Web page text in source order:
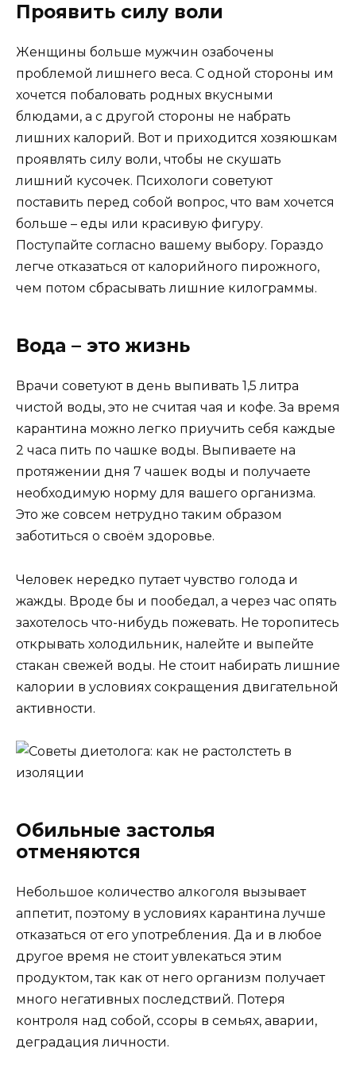
Проявить силу воли
Женщины больше мужчин озабочены
проблемой лишнего веса. С одной стороны им
хочется побаловать родных вкусными
блюдами, а с другой стороны не набрать
лишних калорий. Вот и приходится хозяюшкам
проявлять силу воли, чтобы не скушать
лишний кусочек. Психологи советуют
поставить перед собой вопрос, что вам хочется
больше – еды или красивую фигуру.
Поступайте согласно вашему выбору. Гораздо
легче отказаться от калорийного пирожного,
чем потом сбрасывать лишние килограммы.
Вода – это жизнь
Врачи советуют в день выпивать 1,5 литра
чистой воды, это не считая чая и кофе. За время
карантина можно легко приучить себя каждые
2 часа пить по чашке воды. Выпиваете на
протяжении дня 7 чашек воды и получаете
необходимую норму для вашего организма.
Это же совсем нетрудно таким образом
заботиться о своём здоровье.
Человек нередко путает чувство голода и
жажды. Вроде бы и пообедал, а через час опять
захотелось что-нибудь пожевать. Не торопитесь
открывать холодильник, налейте и выпейте
стакан свежей воды. Не стоит набирать лишние
калории в условиях сокращения двигательной
активности.
Обильные застолья
отменяются
Небольшое количество алкоголя вызывает
аппетит, поэтому в условиях карантина лучше
отказаться от его употребления. Да и в любое
другое время не стоит увлекаться этим
продуктом, так как от него организм получает
много негативных последствий. Потеря
контроля над собой, ссоры в семьях, аварии,
деградация личности.